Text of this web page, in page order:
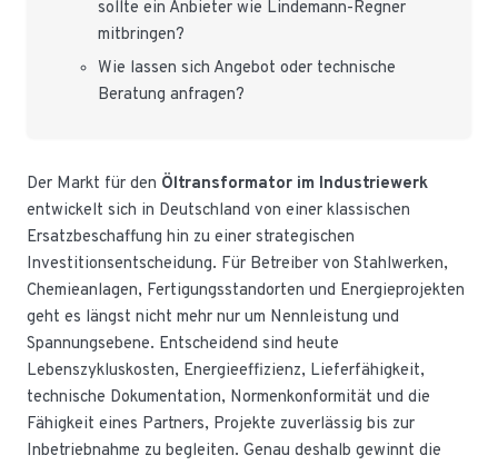
sollte ein Anbieter wie Lindemann-Regner
mitbringen?
Wie lassen sich Angebot oder technische
Beratung anfragen?
Der Markt für den Öltransformator im Industriewerk
entwickelt sich in Deutschland von einer klassischen
Ersatzbeschaffung hin zu einer strategischen
Investitionsentscheidung. Für Betreiber von Stahlwerken,
Chemieanlagen, Fertigungsstandorten und Energieprojekten
geht es längst nicht mehr nur um Nennleistung und
Spannungsebene. Entscheidend sind heute
Lebenszykluskosten, Energieeffizienz, Lieferfähigkeit,
technische Dokumentation, Normenkonformität und die
Fähigkeit eines Partners, Projekte zuverlässig bis zur
Inbetriebnahme zu begleiten. Genau deshalb gewinnt die